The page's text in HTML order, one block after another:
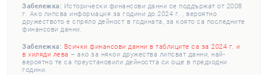
Забележка: Исторически финансови данни се поддържат от 2008
г. Ако липсва информация за години до 2024 г. , вероятно
дружеството е спряло дейност в годината, за която са последните
финансови данни.
Забележка: Всички финансови данни в таблиците са за 2024 г. и
в хиляди лева – ако за някои дружества липсват данни, най-
вероятно те са преустановили дейността си още в предходни
години.